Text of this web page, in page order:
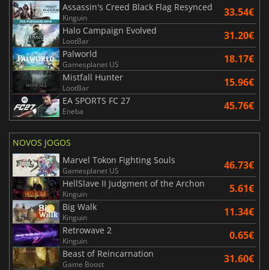
Assassin's Creed Black Flag Resynced
Kinguin 33.54€
Halo Campaign Evolved
LootBar 31.20€
Palworld
Gamesplanet US 18.17€
Mistfall Hunter
LootBar 15.96€
EA SPORTS FC 27
Eneba 45.76€
NOVOS JOGOS
Marvel Tokon Fighting Souls
Gamesplanet US 46.73€
HellSlave II Judgment of the Archon
Kinguin 5.61€
Big Walk
Kinguin 11.34€
Retrowave 2
Kinguin 0.65€
Beast of Reincarnation
Game Boost 31.60€